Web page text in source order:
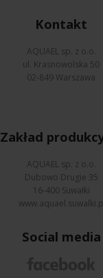
Kontakt
AQUAEL sp. z o.o.
ul. Krasnowolska 50
02-849 Warszawa
Zakład
AQUAEL sp. z o.o.
Dubowo Drugie 35
16-400 Suwałki
Social media